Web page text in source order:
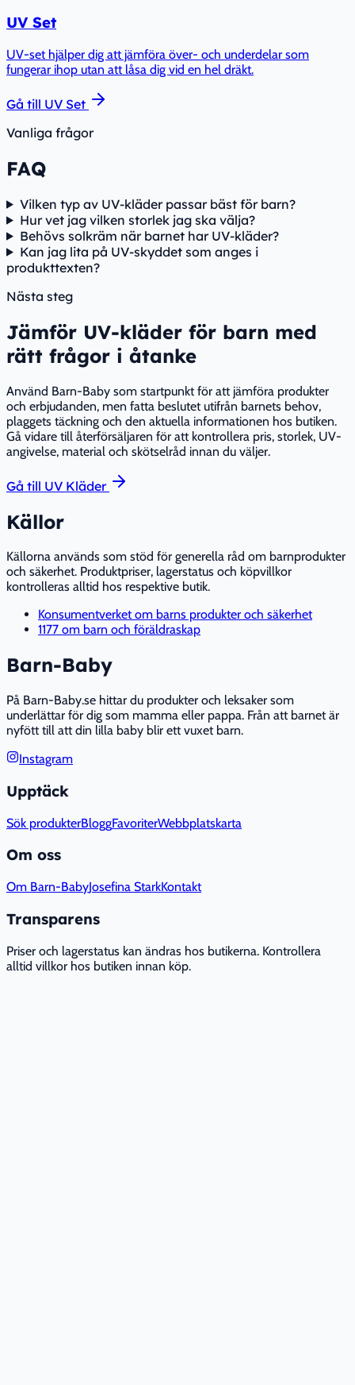
UV Set
UV-set hjälper dig att jämföra över- och underdelar som
fungerar ihop utan att låsa dig vid en hel dräkt.
Gå till UV Set
Vanliga frågor
FAQ
Vilken typ av UV-kläder passar bäst för barn?
Hur vet jag vilken storlek jag ska välja?
Behövs solkräm när barnet har UV-kläder?
Kan jag lita på UV-skyddet som anges i
produkttexten?
Nästa steg
Jämför UV-kläder för barn med
rätt frågor i åtanke
Använd Barn-Baby som startpunkt för att jämföra produkter
och erbjudanden, men fatta beslutet utifrån barnets behov,
plaggets täckning och den aktuella informationen hos butiken.
Gå vidare till återförsäljaren för att kontrollera pris, storlek, UV-
angivelse, material och skötselråd innan du väljer.
Gå till UV Kläder
Källor
Källorna används som stöd för generella råd om barnprodukter
och säkerhet. Produktpriser, lagerstatus och köpvillkor
kontrolleras alltid hos respektive butik.
Konsumentverket om barns produkter och säkerhet
1177 om barn och föräldraskap
Barn-Baby
På Barn-Baby.se hittar du produkter och leksaker som
underlättar för dig som mamma eller pappa. Från att barnet är
nyfött till att din lilla baby blir ett vuxet barn.
Instagram
Upptäck
Sök produkterBloggFavoriterWebbplatskarta
Om oss
Om Barn-BabyJosefina StarkKontakt
Transparens
Priser och lagerstatus kan ändras hos butikerna. Kontrollera
alltid villkor hos butiken innan köp.